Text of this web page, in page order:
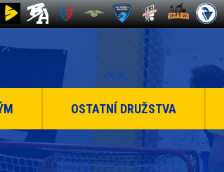
OSTATNÍ DRUŽSTVA